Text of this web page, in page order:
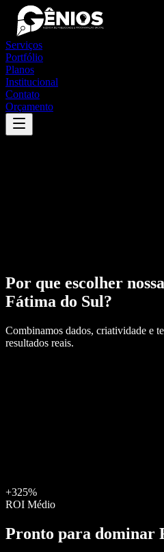
Serviços
Portfólio
Planos
Institucional
Contato
Orçamento
Por que escolher
Fátima do Sul?
Combinamos dados, criatividade e
resultados reais.
+325%
ROI Médio
Pronto para dominar